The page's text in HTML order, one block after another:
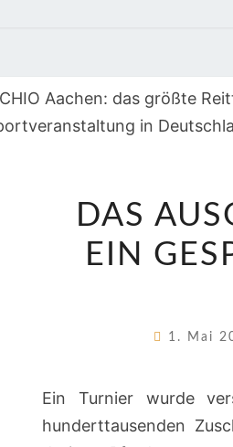
DAS
EIN
1. Mai
Ein Turnier wurde
hunderttausenden